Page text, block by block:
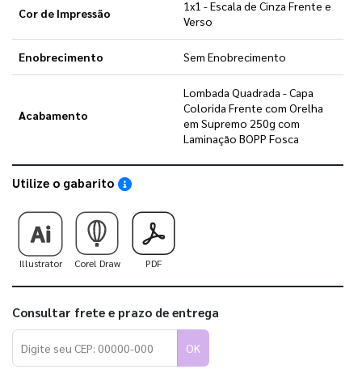
Cor de Impressão
1x1 - Escala de Cinza Frente e
Verso
Enobrecimento Sem Enobrecimento
Acabamento
Lombada Quadrada - Capa
Colorida Frente com Orelha
em Supremo 250g com
Laminação BOPP Fosca
Utilize o gabarito Saiba como utilizar os nossos gabaritos
Illustrator Corel Draw PDF
Consultar frete e prazo de entrega
OK